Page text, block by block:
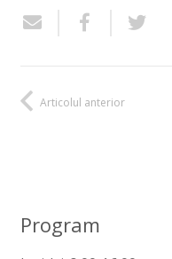
Articolul anterior
Program